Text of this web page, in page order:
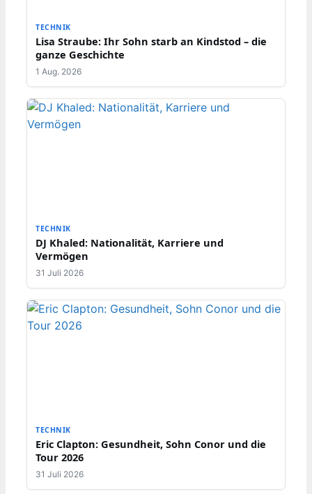
TECHNIK
Lisa Straube: Ihr Sohn starb an Kindstod – die
ganze Geschichte
1 Aug. 2026
TECHNIK
DJ Khaled: Nationalität, Karriere und
Vermögen
31 Juli 2026
TECHNIK
Eric Clapton: Gesundheit, Sohn Conor und die
Tour 2026
31 Juli 2026